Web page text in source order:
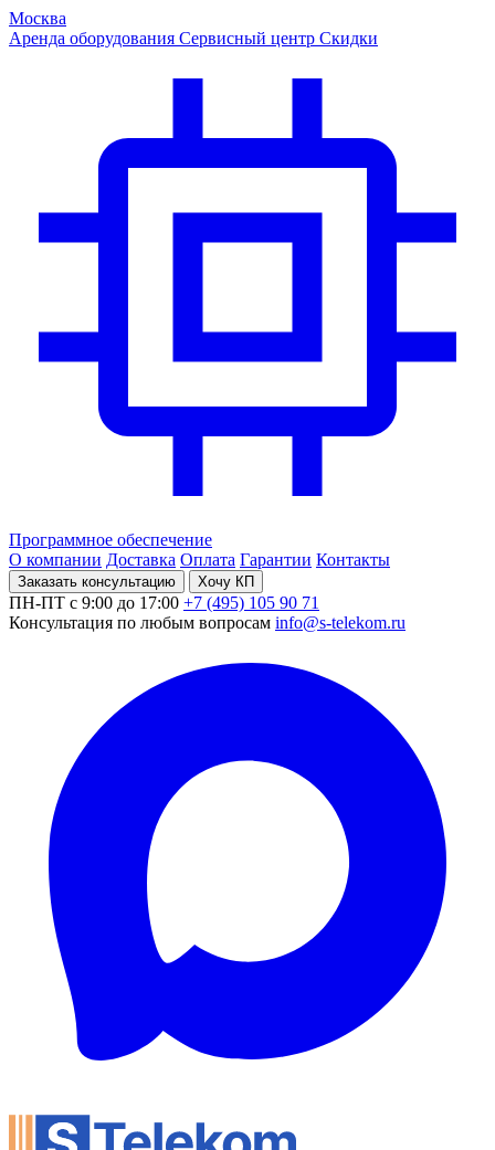
Москва
Аренда оборудования Сервисный центр Скидки
Программное обеспечение
О компании Доставка Оплата Гарантии Контакты
Заказать консультацию Хочу КП
ПН-ПТ с 9:00 до 17:00 +7 (495) 105 90 71
Консультация по любым вопросам info@s-telekom.ru